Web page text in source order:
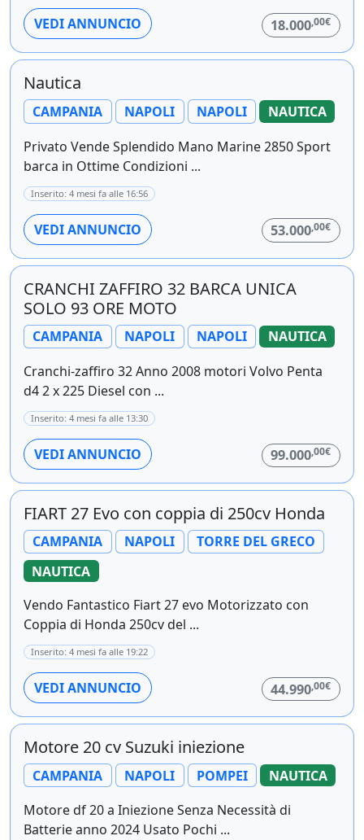
VEDI ANNUNCIO 18.000,00€
Nautica
CAMPANIA NAPOLI NAPOLI
NAUTICA
Privato Vende Splendido Mano Marine 2850 Sport
barca in Ottime Condizioni ...
Inserito: 4 mesi fa alle 16:56
VEDI ANNUNCIO 53.000,00€
CRANCHI ZAFFIRO 32 BARCA UNICA
SOLO 93 ORE MOTO
CAMPANIA NAPOLI NAPOLI
NAUTICA
Cranchi-zaffiro 32 Anno 2008 motori Volvo Penta
d4 2 x 225 Diesel con ...
Inserito: 4 mesi fa alle 13:30
VEDI ANNUNCIO 99.000,00€
FIART 27 Evo con coppia di 250cv Honda
CAMPANIA NAPOLI
TORRE DEL GRECO
NAUTICA
Vendo Fantastico Fiart 27 evo Motorizzato con
Coppia di Honda 250cv del ...
Inserito: 4 mesi fa alle 19:22
VEDI ANNUNCIO 44.990,00€
Motore 20 cv Suzuki iniezione
CAMPANIA NAPOLI POMPEI
NAUTICA
Motore df 20 a Iniezione Senza Necessità di
Batterie anno 2024 Usato Pochi ...